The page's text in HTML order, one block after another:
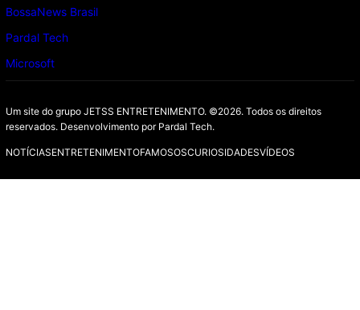
BossaNews Brasil
Pardal Tech
Microsoft
Um site do grupo JETSS ENTRETENIMENTO. ©2026. Todos os direitos
reservados. Desenvolvimento por Pardal Tech.
NOTÍCIASENTRETENIMENTOFAMOSOSCURIOSIDADESVÍDEOS